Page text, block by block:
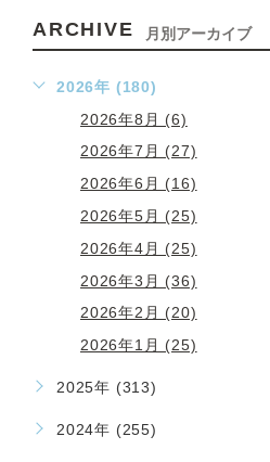
ARCHIVE 月別アーカイブ
2026年 (180)
2026年8月 (6)
2026年7月 (27)
2026年6月 (16)
2026年5月 (25)
2026年4月 (25)
2026年3月 (36)
2026年2月 (20)
2026年1月 (25)
2025年 (313)
2024年 (255)